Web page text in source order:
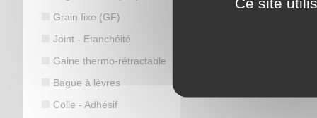
Grain fixe (GF)
Joint - Etanchéité
Gaine thermo-rétractable
Bague à lèvres
Colle - Adhésif